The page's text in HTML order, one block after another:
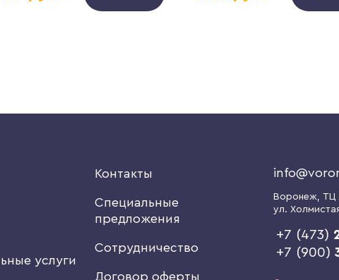
услуги
Контакты
Специальные
предложения
Сотрудничество
Договор оферты
Воронеж, ТЦ
ул.
+7 (473)
+7 (900)